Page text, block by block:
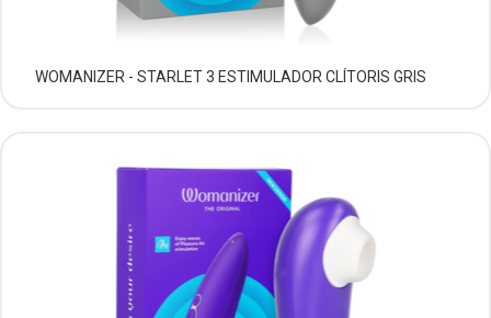
WOMANIZER - STARLET 3 ESTIMULADOR CLÍTORIS GRIS